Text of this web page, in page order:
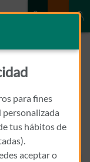
para fines
tus hábitos de
aceptar o